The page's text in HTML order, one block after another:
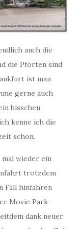
auch die
die Pforten sind
ist man
gerne auch
bisschen
kenne ich die
schon.
wieder ein
trotzdem
Fall hinfahren
Movie Park
dank neuer